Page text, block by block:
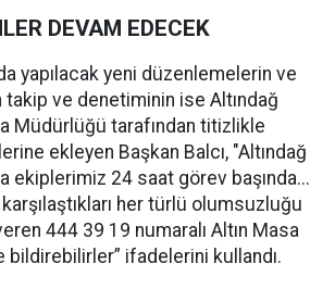
DEVAM EDECEK
yapılacak yeni düzenlemelerin ve
takip ve denetiminin ise Altındağ
Müdürlüğü tarafından titizlikle
ekleyen Başkan Balcı, "Altındağ
ekiplerimiz 24 saat görev başında...
karşılaştıkları her türlü olumsuzluğu
444 39 19 numaralı Altın Masa
bildirebilirler” ifadelerini kullandı.